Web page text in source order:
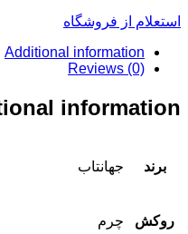
فروشگاه
Additional
Reviews
Additional
جهانتاب
چرم